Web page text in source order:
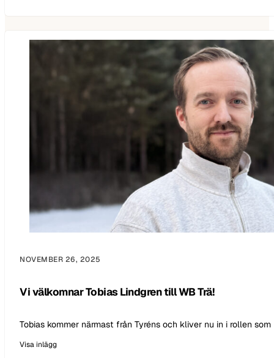
NOVEMBER 26, 2025
Vi välkomnar Tobias Lindgren till WB Trä!
Tobias kommer närmast från Tyréns och kliver nu in i rollen
Visa inlägg